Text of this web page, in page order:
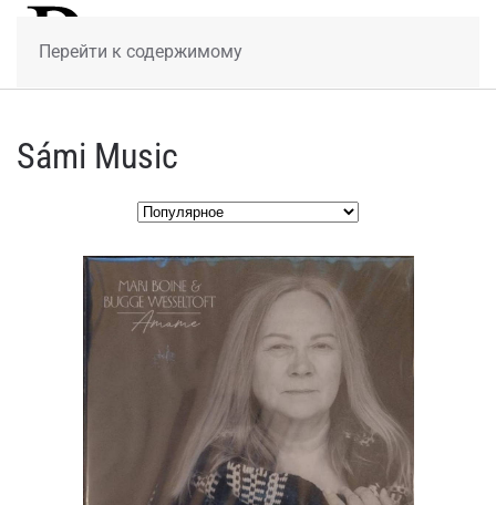
Перейти к содержимому
Sámi Music